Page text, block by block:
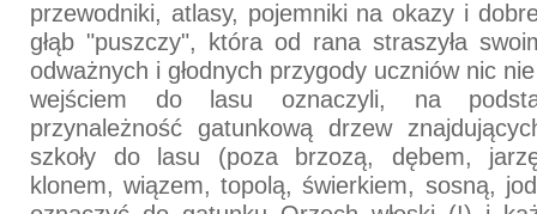
przewodniki, atlasy, pojemniki na okazy i
głąb "puszczy", która od rana straszyła
odważnych i głodnych przygody uczniów nic
wejściem do lasu oznaczyli, na
przynależność gatunkową drzew
szkoły do lasu (poza brzozą, dębem,
klonem, wiązem, topolą, świerkiem, sosną,